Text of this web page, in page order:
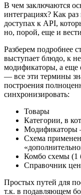
В чем заключаются
интеграциях? Как
доступах к API,
но, порой, еще и
Разберем подробнее
выступает блюдо, к
модификаторы, а еще
— все эти термины
построения
синхронизировать:
Товары
Категории, в
Модификаторы
Схема
Комбо схемы (1
Справочник цен
Простых путей для
т.к. в подавляющем